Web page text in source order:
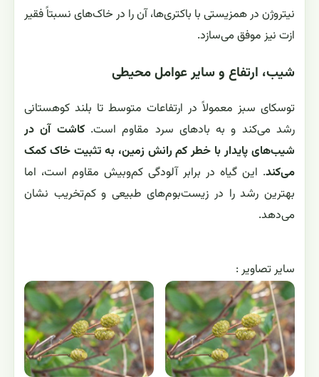
نیتروژن در همزیستی با باکتری‌ها، آن را در خاک‌های نسبتاً فقیر
ازت نیز موفق می‌سازد.
شیب، ارتفاع و سایر عوامل محیطی
توسکای سبز معمولاً در ارتفاعات متوسط تا بلند کوهستانی
رشد می‌کند و به بادهای سرد مقاوم است.کاشت آن در
شیب‌های پایدار با خطر کم رانش زمین، به تثبیت خاک کمک
می‌کند. این گیاه در برابر آلودگی کم‌وبیش مقاوم است، اما
بهترین رشد را در زیست‌بوم‌های طبیعی و کم‌تخریب نشان
می‌دهد.
ساير تصاوير :